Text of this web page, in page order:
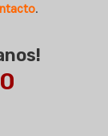
.